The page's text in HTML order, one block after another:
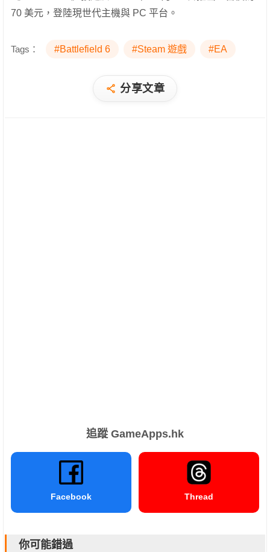
70 美元，登陸現世代主機與 PC 平台。
Tags： #Battlefield 6 #Steam 遊戲 #EA
分享文章
追蹤 GameApps.hk
Facebook Thread
你可能錯過